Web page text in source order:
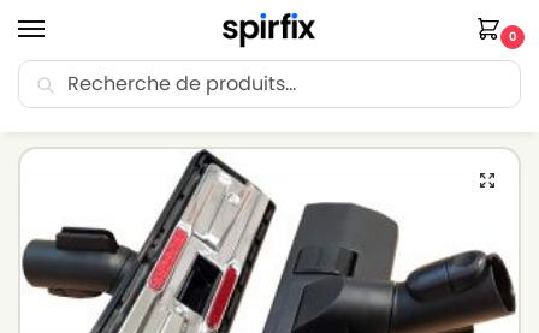
0
🚚 Livraison Point Relais offerte dès 30€ d’achat.